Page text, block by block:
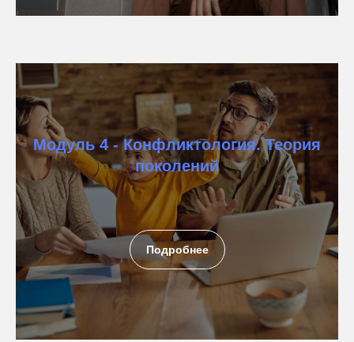
Модуль 4 - Конфликтология. Теория
поколений
Подробнее